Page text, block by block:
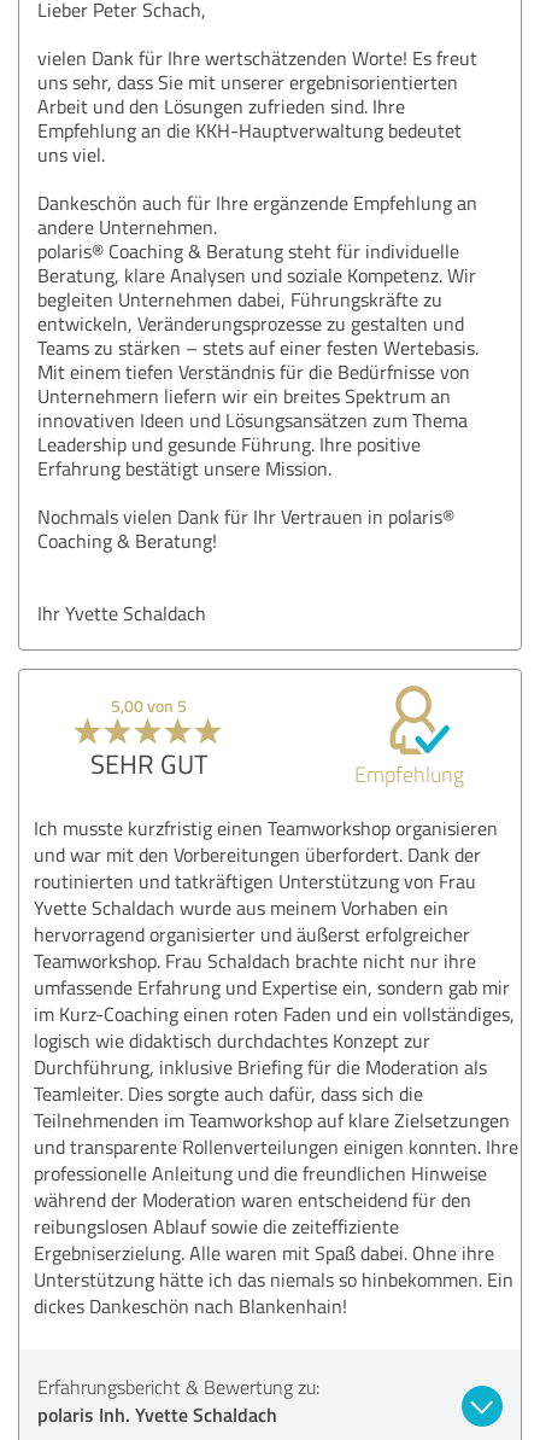
Lieber Peter Schach,
vielen Dank für Ihre wertschätzenden Worte! Es freut
uns sehr, dass Sie mit unserer ergebnisorientierten
Arbeit und den Lösungen zufrieden sind. Ihre
Empfehlung an die KKH-Hauptverwaltung bedeutet
uns viel.
Dankeschön auch für Ihre ergänzende Empfehlung an
andere Unternehmen.
polaris® Coaching & Beratung steht für individuelle
Beratung, klare Analysen und soziale Kompetenz. Wir
begleiten Unternehmen dabei, Führungskräfte zu
entwickeln, Veränderungsprozesse zu gestalten und
Teams zu stärken – stets auf einer festen Wertebasis.
Mit einem tiefen Verständnis für die Bedürfnisse von
Unternehmern liefern wir ein breites Spektrum an
innovativen Ideen und Lösungsansätzen zum Thema
Leadership und gesunde Führung. Ihre positive
Erfahrung bestätigt unsere Mission.
Nochmals vielen Dank für Ihr Vertrauen in polaris®
Coaching & Beratung!
Ihr Yvette Schaldach
5,00 von 5
SEHR GUT Empfehlung
Ich musste kurzfristig einen Teamworkshop organisieren
und war mit den Vorbereitungen überfordert. Dank der
routinierten und tatkräftigen Unterstützung von Frau
Yvette Schaldach wurde aus meinem Vorhaben ein
hervorragend organisierter und äußerst erfolgreicher
Teamworkshop. Frau Schaldach brachte nicht nur ihre
umfassende Erfahrung und Expertise ein, sondern gab mir
im Kurz-Coaching einen roten Faden und ein vollständiges,
logisch wie didaktisch durchdachtes Konzept zur
Durchführung, inklusive Briefing für die Moderation als
Teamleiter. Dies sorgte auch dafür, dass sich die
Teilnehmenden im Teamworkshop auf klare Zielsetzungen
und transparente Rollenverteilungen einigen konnten. Ihre
professionelle Anleitung und die freundlichen Hinweise
während der Moderation waren entscheidend für den
reibungslosen Ablauf sowie die zeiteffiziente
Ergebniserzielung. Alle waren mit Spaß dabei. Ohne ihre
Unterstützung hätte ich das niemals so hinbekommen. Ein
dickes Dankeschön nach Blankenhain!
Erfahrungsbericht & Bewertung zu:
polaris Inh. Yvette Schaldach